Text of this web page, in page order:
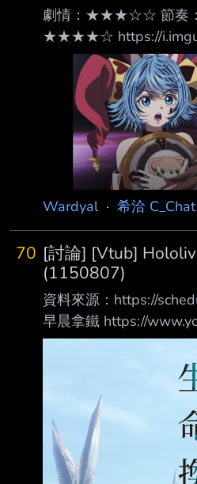
劇情：★★★☆☆ 節奏
★★★★☆ https://
露切：
山：
音：
https://i.imgur.com/
https://i.imgur.com/
https://i.imgur.com/
可愛ㄚ https://
Wardyal· 希洽 C_Chat
70 [討論] [Vtub]
(1150807)
資料來源：https://
早晨拿鐵 https://
NiIebm3EuQ 預告實況
https://
v=zGM0QOtbLgs
https://
v=EyJDSdaZPdc 08:00
的三角神力 htt